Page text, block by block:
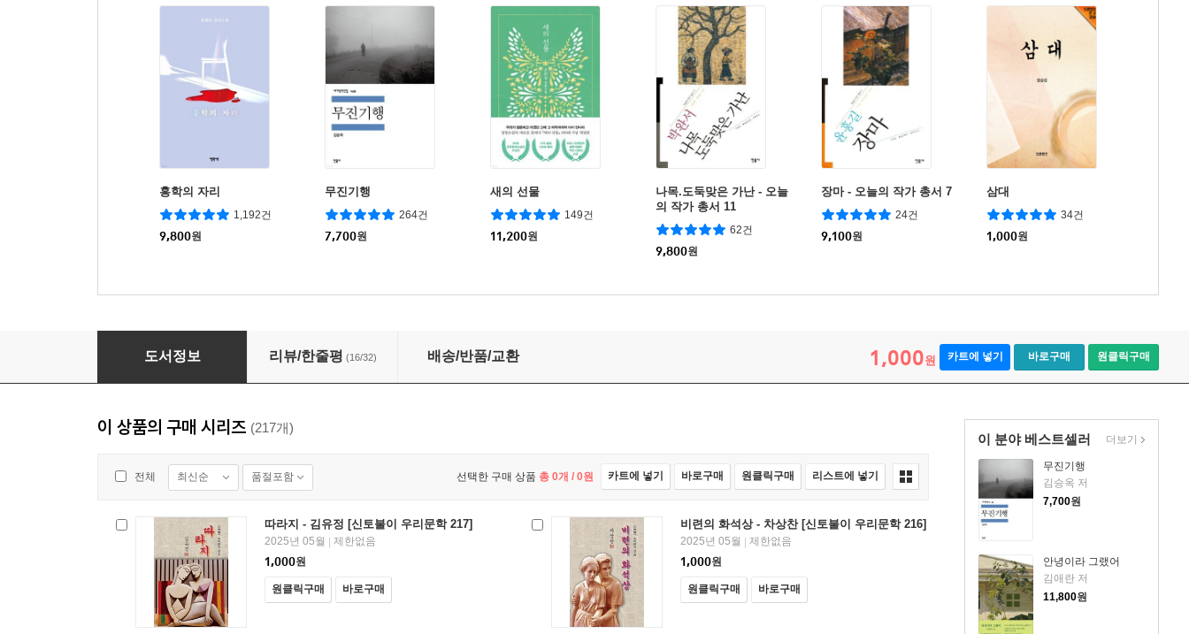
홍학의 자리
1,192건
9,800원
무진기행
264건
7,700원
새의 선물
149건
11,200원
나목.도둑맞은 가난 - 오늘
의 작가 총서 11
62건
9,800원
장마 - 오늘의 작가 총서 7
24건
9,100원
삼대
34건
1,000원
동백꽃 - 김유정 [신토불이 우리문학 001]
도서정보 리뷰/한줄평 (16/32) 배송/반품/교환 1,000원 카트에 넣기 바로구매 원클릭구매
이 분야 베스트셀러
무진기행
김승옥 저
7,700원
안녕이라 그랬어
김애란 저
11,800원
더보기
이 상품의 구매 시리즈 (217개)
전체 최신순 품절포함 선택한 구매 상품 총 0개 / 0원 카트에 넣기 바로구매 원클릭구매 리스트에 넣기
따라지 - 김유정 [신토불이 우리문학 217]
2025년 05월
제한없음
1,000원
원클릭구매 바로구매
비련의 화석상 - 차상찬 [신토불이 우리문학 216]
2025년 05월
제한없음
1,000원
원클릭구매 바로구매